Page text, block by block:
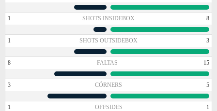
1 SHOTS INSIDEBOX 8
1 SHOTS OUTSIDEBOX 3
8 FALTAS 15
3 CÓRNERS 5
1 OFFSIDES 1